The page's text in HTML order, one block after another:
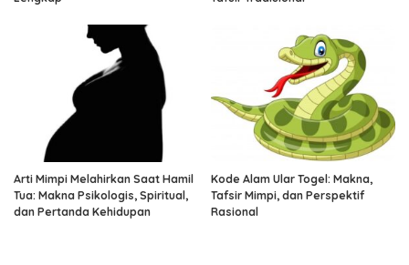
Arti Mimpi Melahirkan Saat Hamil
Tua: Makna Psikologis, Spiritual,
dan Pertanda Kehidupan
Kode Alam Ular Togel: Makna,
Tafsir Mimpi, dan Perspektif
Rasional